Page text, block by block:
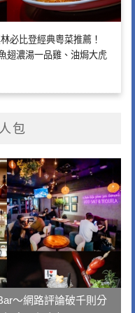
必比登經典粵菜推薦！
翅濃湯一品雞、油焗大虎
包
～網路評論破千則分